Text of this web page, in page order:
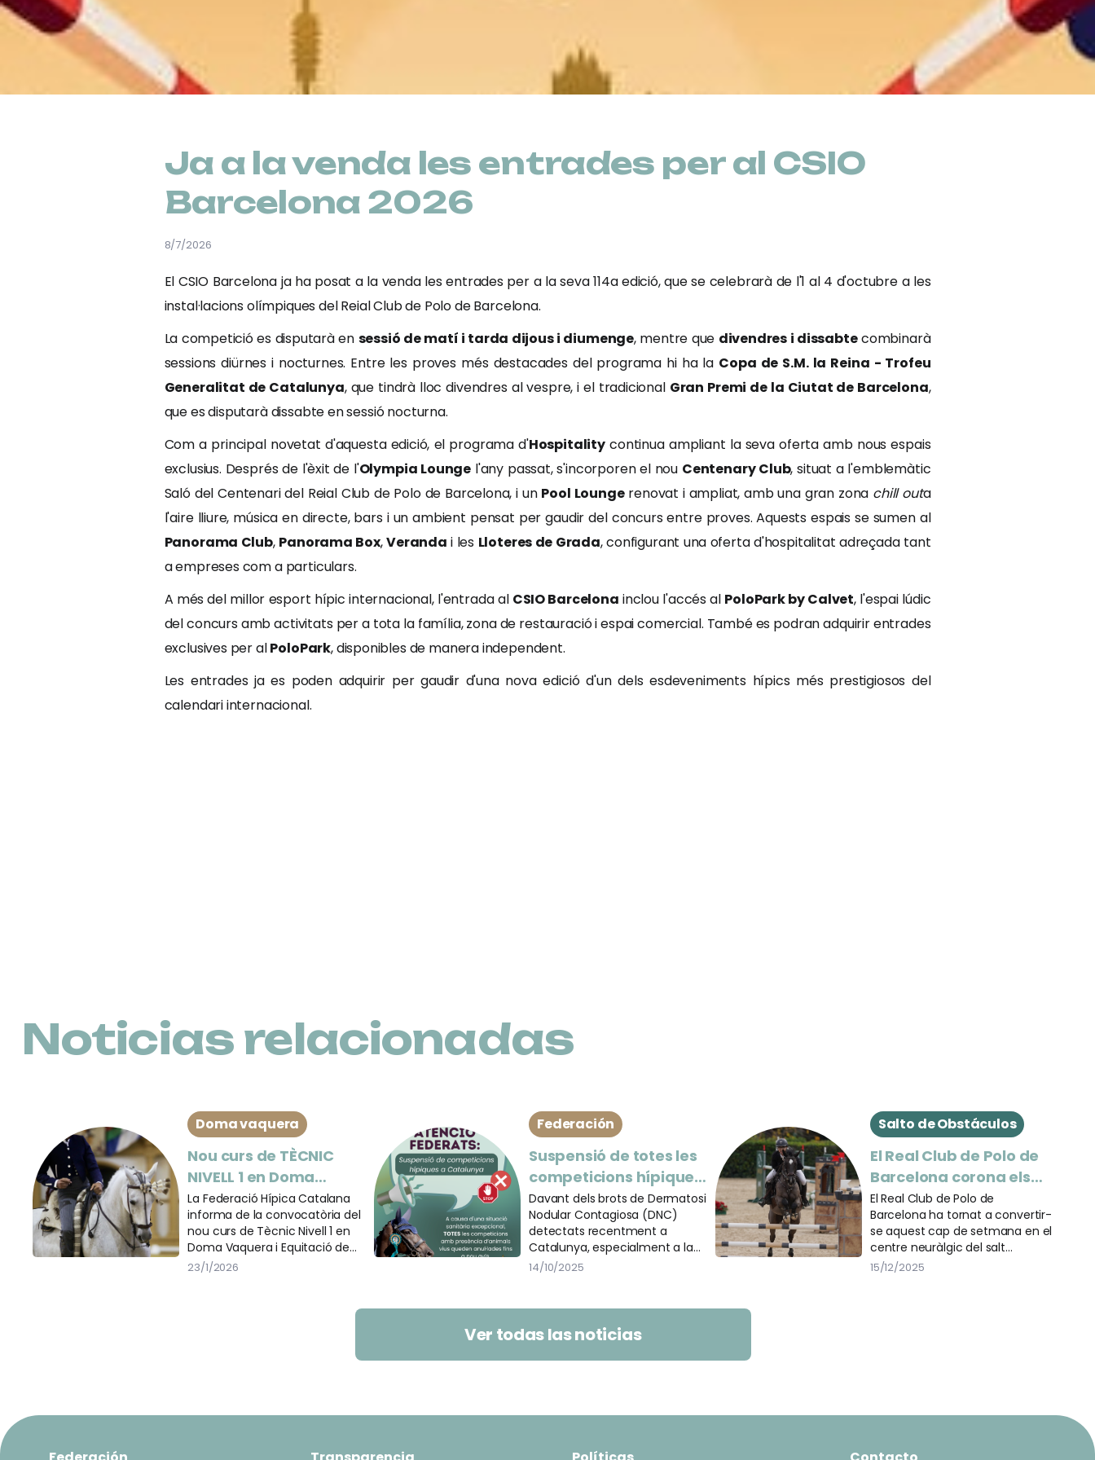
Ja a la venda les entrades per al CSIO
Barcelona 2026
8/7/2026
El CSIO Barcelona ja ha posat a la venda les entrades per a la seva 114a edició, que se celebrarà de l'1 al 4 d'octubre a les
instal·lacions olímpiques del Reial Club de Polo de Barcelona.
La competició es disputarà en sessió de matí i tarda dijous i diumenge, mentre que divendres i dissabtecombinarà
sessions diürnes i nocturnes. Entre les proves més destacades del programa hi ha la Copa de S.M. la Reina - Trofeu
Generalitat de Catalunya, que tindrà lloc divendres al vespre, i el tradicional Gran Premi de la Ciutat de Barcelona,
que es disputarà dissabte en sessió nocturna.
Com a principal novetat d'aquesta edició, el programa d'Hospitalitycontinua ampliant la seva oferta amb nous espais
exclusius. Després de l'èxit de l'Olympia Lounge l'any passat, s'incorporen el nou Centenary Club, situat a l'emblemàtic
Saló del Centenari del Reial Club de Polo de Barcelona, i un Pool Loungerenovat i ampliat, amb una gran zona chill outa
l'aire lliure, música en directe, bars i un ambient pensat per gaudir del concurs entre proves. Aquests espais se sumen al
Panorama Club, Panorama Box,Veranda i les Lloteres de Grada, configurant una oferta d'hospitalitat adreçada tant
a empreses com a particulars.
A més del millor esport hípic internacional, l'entrada al CSIO Barcelona inclou l'accés al PoloPark by Calvet, l'espai lúdic
del concurs amb activitats per a tota la família, zona de restauració i espai comercial. També es podran adquirir entrades
exclusives per alPoloPark, disponibles de manera independent.
Les entrades ja es poden adquirir per gaudir d'una nova edició d'un dels esdeveniments hípics més prestigiosos del
calendari internacional.
Noticias relacionadas
Doma vaquera
Nou curs de TÈCNIC
NIVELL 1 en Doma
Vaquera i Equitació de
Treball – Barcelona
La Federació Hípica Catalana
informa de la convocatòria del
nou curs de Tècnic Nivell 1 en
Doma Vaquera i Equitació de
Treball, que es durà a terme a
23/1/2026
Federación
Suspensió de totes les
competicions hípiques
a Catalunya per motius
sanitaris
Davant dels brots de Dermatosi
Nodular Contagiosa (DNC)
detectats recentment a
Catalunya, especialment a la
zona de Girona, i seguint les
Ramaderia del Departament
d’Agricultura, Ramaderia, Pesca i
Alimentació, queden suspeses
totes les competicions hípiques
14/10/2025
Salto de Obstáculos
El Real Club de Polo de
Barcelona corona els
nous campions del
Campionat de
Catalunya de Salt 2025
El Real Club de Polo de
Barcelona ha tornat a convertir-
se aquest cap de setmana en el
centre neuràlgic del salt
d’obstacles català amb la
15/12/2025
Ver todas las noticias